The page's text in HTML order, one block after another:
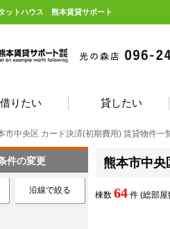
ットハウス 熊本賃貸サポート
借りたい 貸したい
市中央区 カード決済(初期費用) 賃貸物件一
熊本市中央
棟数 64 件 (総部屋
件の変更
沿線で絞る